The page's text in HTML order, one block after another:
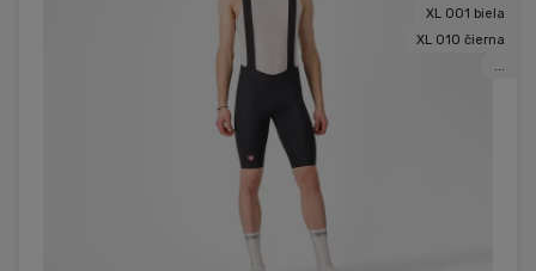
XL 001 biela
XL 010 čierna
...